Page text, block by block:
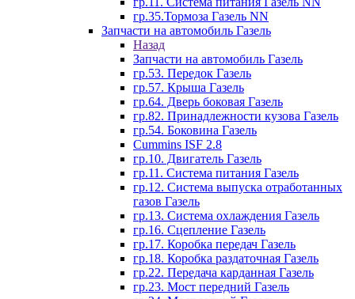
гр.35.Тормоза Газель NN
Запчасти на автомобиль Газель
Назад
Запчасти на автомобиль Газель
гр.53. Передок Газель
гр.57. Крыша Газель
гр.64. Дверь боковая Газель
гр.82. Принадлежности кузова Газель
гр.54. Боковина Газель
Cummins ISF 2.8
гр.10. Двигатель Газель
гр.11. Система питания Газель
гр.12. Система выпуска отработанных
газов Газель
гр.13. Система охлаждения Газель
гр.16. Сцепление Газель
гр.17. Коробка передач Газель
гр.18. Коробка раздаточная Газель
гр.22. Передача карданная Газель
гр.23. Мост передний Газель